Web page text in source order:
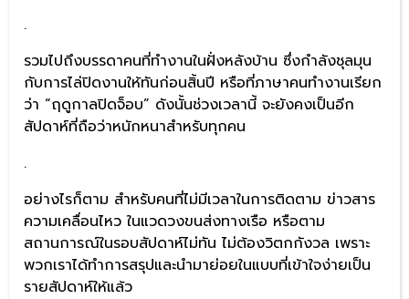
.
รวมไปถึงบรรดาคนที่ทำงานในฝั่งหลังบ้าน ซึ่งกำลังชุลมุน
กับการไล่ปิดงานให้ทันก่อนสิ้นปี หรือที่ภาษาคนทำงานเรียก
ว่า “ฤดูกาลปิดจ็อบ” ดังนั้นช่วงเวลานี้ จะยังคงเป็นอีก
สัปดาห์ที่ถือว่าหนักหนาสำหรับทุกคน
.
อย่างไรก็ตาม สำหรับคนที่ไม่มีเวลาในการติดตาม ข่าวสาร
ความเคลื่อนไหว ในแวดวงขนส่งทางเรือ หรือตาม
สถานการณ์ในรอบสัปดาห์ไม่ทัน ไม่ต้องวิตกกังวล เพราะ
พวกเราได้ทำการสรุปและนำมาย่อยในแบบที่เข้าใจง่ายเป็น
รายสัปดาห์ให้แล้ว